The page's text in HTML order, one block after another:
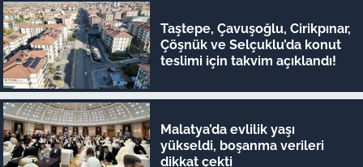
Taştepe, Çavuşoğlu, Cirikpınar,
Çöşnük ve Selçuklu’da konut
teslimi için takvim açıklandı!
Malatya’da evlilik yaşı
yükseldi, boşanma verileri
dikkat çekti